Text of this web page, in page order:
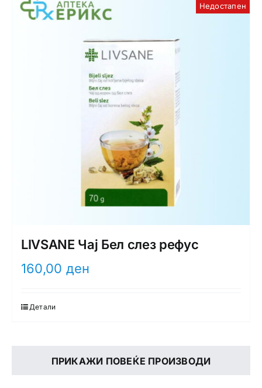
Недостапен
LIVSANE Чај Бел слез рефус
160,00 ден
Детали
ПРИКАЖИ ПОВЕЌЕ ПРОИЗВОДИ